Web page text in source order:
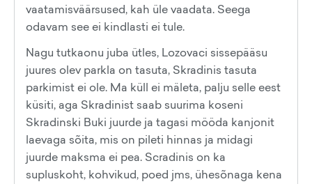
vaatamisväärsused, kah üle vaadata. Seega
odavam see ei kindlasti ei tule.
Nagu tutkaonu juba ütles, Lozovaci sissepääsu
juures olev parkla on tasuta, Skradinis tasuta
parkimist ei ole. Ma küll ei mäleta, palju selle eest
küsiti, aga Skradinist saab suurima koseni
Skradinski Buki juurde ja tagasi mööda kanjonit
laevaga sõita, mis on pileti hinnas ja midagi
juurde maksma ei pea. Scradinis on ka
supluskoht, kohvikud, poed jms, ühesõnaga kena